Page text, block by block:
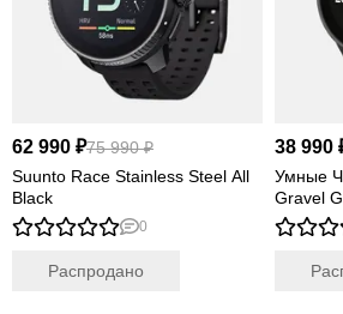
62 990 ₽75 990 ₽
Suunto Race Stainless Steel All
Black
0
Распродано
38 990
Умные
Gravel